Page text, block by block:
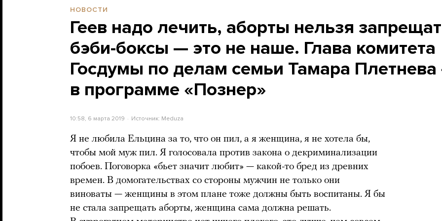
НОВОСТИ
Геев надо лечить, аборты нельзя
бэби-боксы — это не наше. Глава комитета
Госдумы по делам семьи Тамара
в программе «Познер»
10:58, 6 марта 2019 Источник: Meduza
Я не любила Ельцина за то, что он пил, а я женщина, я не хотела бы,
чтобы мой муж пил. Я голосовала против закона о декриминализации
побоев. Поговорка «бьет значит любит» — какой-то бред из древних
времен. В домогательствах со стороны мужчин не только они
виноваты — женщины в этом плане тоже должны быть воспитаны. Я бы
не стала запрещать аборты, женщина сама должна решать.